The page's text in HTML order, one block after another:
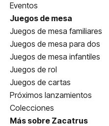
Eventos
Juegos de mesa
Juegos de mesa familiares
Juegos de mesa para dos
Juegos de mesa infantiles
Juegos de rol
Juegos de cartas
Próximos lanzamientos
Colecciones
Más sobre Zacatrus